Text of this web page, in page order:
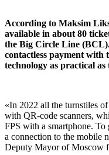
According to Maksim
available in about 80
the Big Circle Line
contactless payment with
technology as practical as
«In 2022 all the turnstiles
with QR-code scanners,
FPS with a smartphone. To
a connection to the mobile
Deputy Mayor of Moscow